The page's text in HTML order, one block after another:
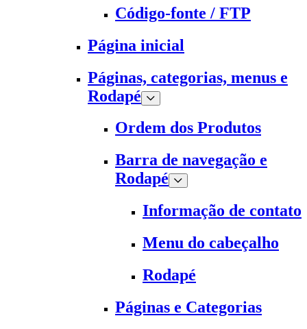
Código-fonte / FTP
Página inicial
Páginas, categorias, menus e
Rodapé
Ordem dos Produtos
Barra de navegação e
Rodapé
Informação de contato
Menu do cabeçalho
Rodapé
Páginas e Categorias